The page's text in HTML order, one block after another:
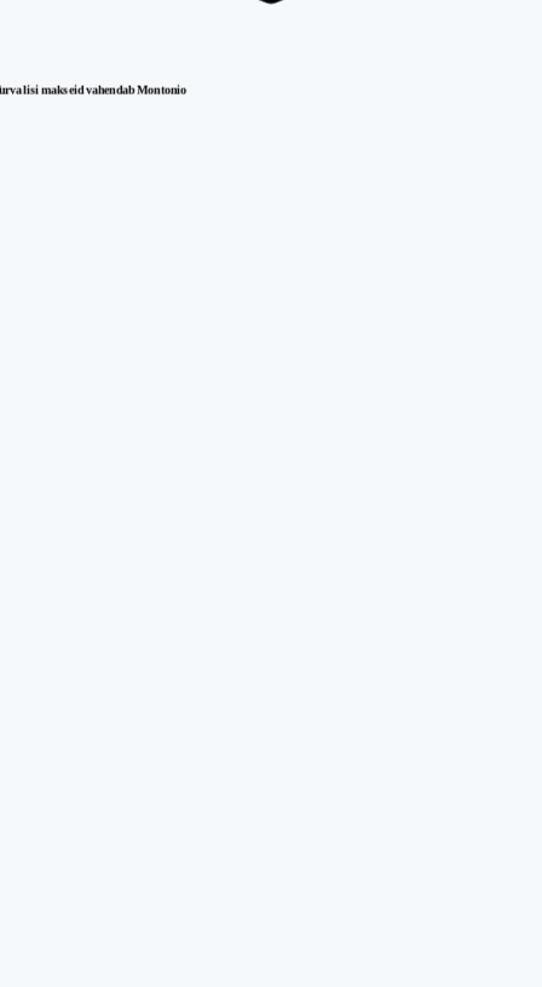
makseid vahendab Montonio